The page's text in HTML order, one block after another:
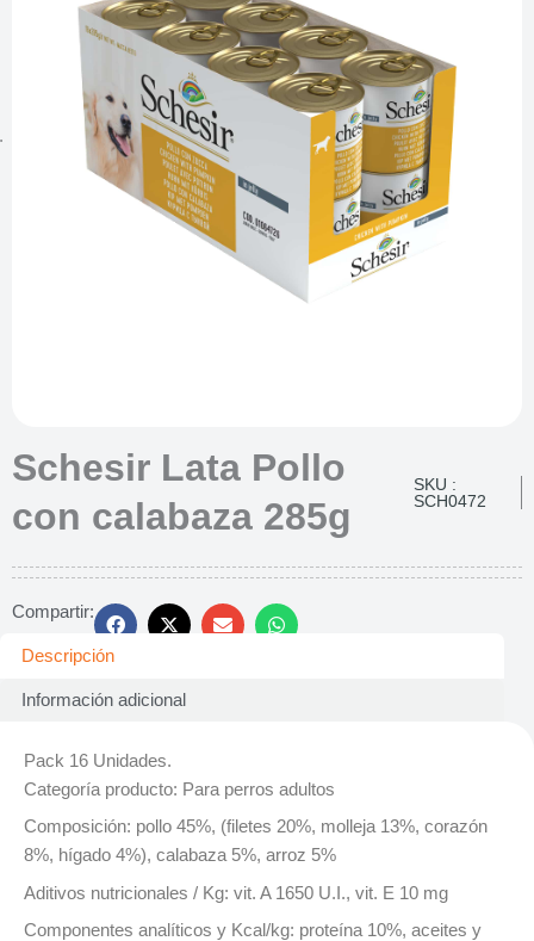
Schesir Lata Pollo
con calabaza 285g
SKU :
SCH0472
Compartir:
Descripción
Información adicional
Pack 16 Unidades.
Categoría producto: Para perros adultos
Composición: pollo 45%, (filetes 20%, molleja 13%, corazón
8%, hígado 4%), calabaza 5%, arroz 5%
Aditivos nutricionales / Kg: vit. A 1650 U.I., vit. E 10 mg
Componentes analíticos y Kcal/kg: proteína 10%, aceites y